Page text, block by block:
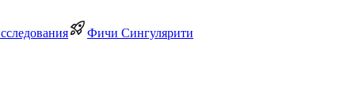
Фичи Сингулярити